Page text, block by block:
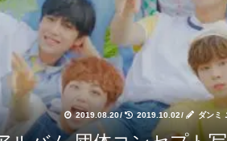
2019.08.20/ 2019.10.02/ ダンミ